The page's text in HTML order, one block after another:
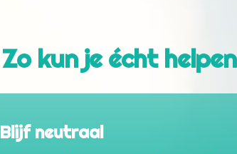
Zo kun je écht helpen
Blijf neutraal